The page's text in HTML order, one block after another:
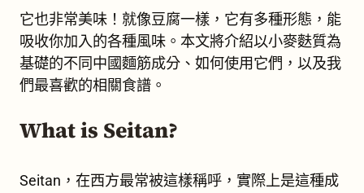
它也非常美味！就像豆腐一樣，它有多種形態，能
吸收你加入的各種風味。本文將介紹以小麥麩質為
基礎的不同中國麵筋成分、如何使用它們，以及我
們最喜歡的相關食譜。
What is Seitan?
Seitan，在西方最常被這樣稱呼，實際上是這種成